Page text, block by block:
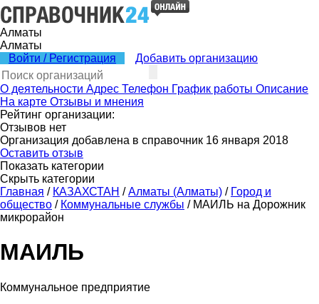
Алматы
Алматы
Войти / Регистрация
Добавить организацию
О деятельности Адрес Телефон График работы Описание
На карте Отзывы и мнения
Рейтинг организации:
Отзывов нет
Организация добавлена в справочник 16 января 2018
Оставить отзыв
Показать категории
Скрыть категории
Главная / КАЗАХСТАН / Алматы (Алматы) / Город и
общество / Коммунальные службы / МАИЛЬ на Дорожник
микрорайон
МАИЛЬ
Коммунальное предприятие